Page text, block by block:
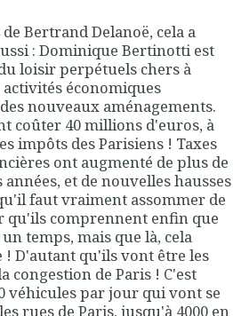
Bertrand Delanoë, cela a
: Dominique Bertinotti est
loisir perpétuels chers à
économiques
nouveaux aménagements.
coûter 40 millions d'euros, à
impôts des Parisiens ! Taxes
ont augmenté de plus de
et de nouvelles hausses
faut vraiment assommer de
qu'ils comprennent enfin que
temps, mais que là, cela
D'autant qu'ils vont être les
congestion de Paris ! C'est
véhicules par jour qui vont se
rues de Paris, jusqu'à 4000 en